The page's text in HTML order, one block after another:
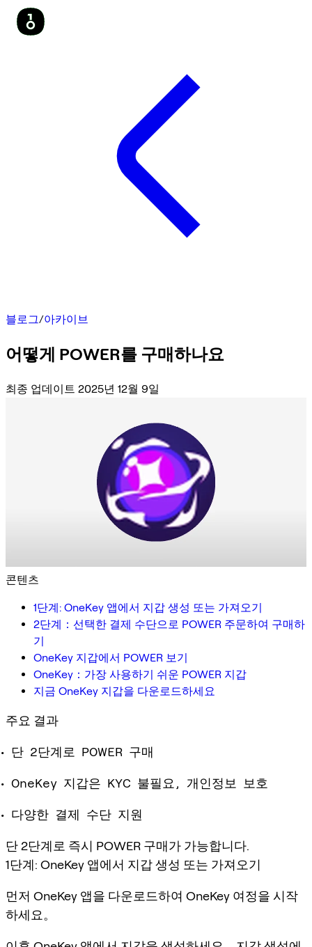
블로그/아카이브
어떻게 POWER를 구매하나요
최종 업데이트 2025년 12월 9일
콘텐츠
1단계: OneKey 앱에서 지갑 생성 또는 가져오기
2단계：선택한 결제 수단으로 POWER 주문하여 구매하
기
OneKey 지갑에서 POWER 보기
OneKey：가장 사용하기 쉬운 POWER 지갑
지금 OneKey 지갑을 다운로드하세요
주요 결과
단 2단계로 POWER 구매
OneKey 지갑은 KYC 불필요, 개인정보 보호
다양한 결제 수단 지원
단 2단계로 즉시 POWER 구매가 가능합니다.
1단계: OneKey 앱에서 지갑 생성 또는 가져오기
먼저 OneKey 앱을 다운로드하여 OneKey 여정을 시작
하세요。